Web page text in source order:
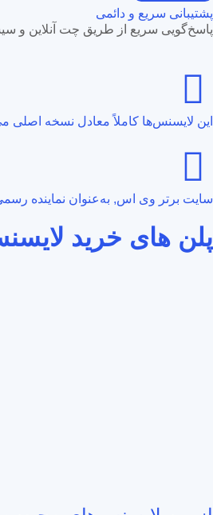
پشتیبانی سریع و دائمی
پاسخ‌گویی سریع از طریق چت آنلاین و
این لایسنس‌ها کاملاً معادل نسخه اصلی
سایت برتر وی اس, به‌عنوان نماینده رسمی
پلن های خرید